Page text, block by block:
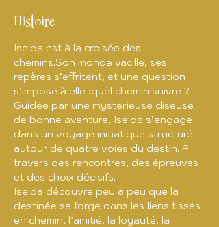
Histoire
Iselda est à la croisée des
chemins.Son monde vacille, ses
repères s’effritent, et une question
s’impose à elle :quel chemin suivre ?
Guidée par une mystérieuse diseuse
de bonne aventure, Iselda s’engage
dans un voyage initiatique structuré
autour de quatre voies du destin. À
travers des rencontres, des épreuves
et des choix décisifs.
Iselda découvre peu à peu que la
destinée se forge dans les liens tissés
en chemin, l’amitié, la loyauté, la